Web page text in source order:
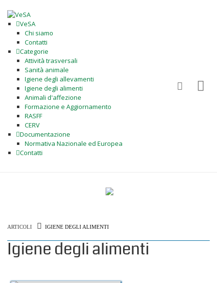
VeSA
Chi siamo
Contatti
Categorie
Attività trasversali
Sanità animale
Igiene degli allevamenti
Igiene degli alimenti
Animali d'affezione
Formazione e Aggiornamento
RASFF
CERV
Documentazione
Normativa Nazionale ed Europea
Contatti
ARTICOLI IGIENE DEGLI ALIMENTI
Igiene degli alimenti